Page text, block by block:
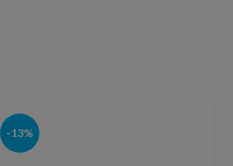
-13%